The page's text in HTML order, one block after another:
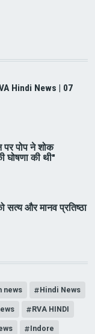
Hindi News | 07
पर पोप ने शोक
घोषणा की थी"
सत्य और मानव प्रतिष्ठा
news Hindi News
RVA HINDI
Indore